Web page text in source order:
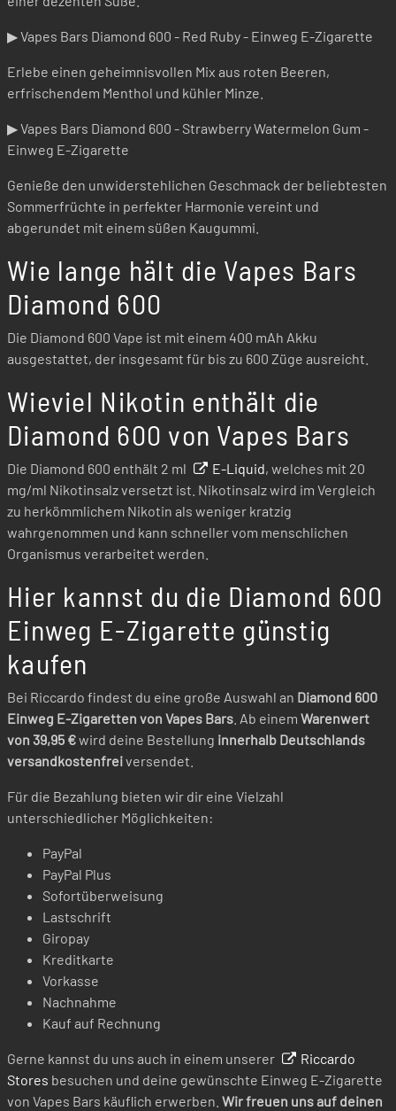
▶ Vapes Bars Diamond 600 - Red Ruby - Einweg E-Zigarette
Erlebe einen geheimnisvollen Mix aus roten Beeren,
erfrischendem Menthol und kühler Minze.
▶ Vapes Bars Diamond 600 - Strawberry Watermelon Gum -
Einweg E-Zigarette
Genieße den unwiderstehlichen Geschmack der beliebtesten
Sommerfrüchte in perfekter Harmonie vereint und
abgerundet mit einem süßen Kaugummi.
Wie lange hält die Vapes Bars
Diamond 600
Die Diamond 600 Vape ist mit einem 400 mAh Akku
ausgestattet, der insgesamt für bis zu 600 Züge ausreicht.
Wieviel Nikotin enthält die
Diamond 600 von Vapes Bars
Die Diamond 600 enthält 2 ml E-Liquid, welches mit 20
mg/ml Nikotinsalz versetzt ist. Nikotinsalz wird im Vergleich
zu herkömmlichem Nikotin als weniger kratzig
wahrgenommen und kann schneller vom menschlichen
Organismus verarbeitet werden.
Hier kannst du die Diamond 600
Einweg E-Zigarette günstig
kaufen
Bei Riccardo findest du eine große Auswahl an Diamond 600
Einweg E-Zigaretten von Vapes Bars . Ab einem Warenwert
von 39,95 €wird deine Bestellung innerhalb Deutschlands
versandkostenfreiversendet.
Für die Bezahlung bieten wir dir eine Vielzahl
unterschiedlicher Möglichkeiten:
PayPal
PayPal Plus
Sofortüberweisung
Lastschrift
Giropay
Kreditkarte
Vorkasse
Nachnahme
Kauf auf Rechnung
Gerne kannst du uns auch in einem unserer
Riccardo
Stores besuchen und deine gewünschte Einweg E-Zigarette
von Vapes Bars käuflich erwerben. Wir freuen uns auf deinen